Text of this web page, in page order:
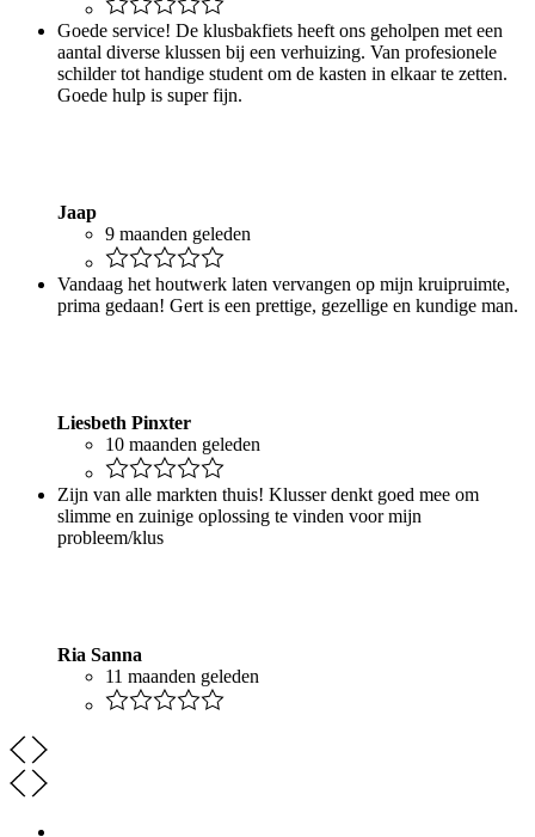
Goede service! De klusbakfiets heeft ons geholpen met een
aantal diverse klussen bij een verhuizing. Van profesionele
schilder tot handige student om de kasten in elkaar te zetten.
Goede hulp is super fijn.
Jaap
9 maanden geleden
Vandaag het houtwerk laten vervangen op mijn kruipruimte,
prima gedaan! Gert is een prettige, gezellige en kundige man.
Liesbeth Pinxter
10 maanden geleden
Zijn van alle markten thuis! Klusser denkt goed mee om
slimme en zuinige oplossing te vinden voor mijn
probleem/klus
Ria Sanna
11 maanden geleden